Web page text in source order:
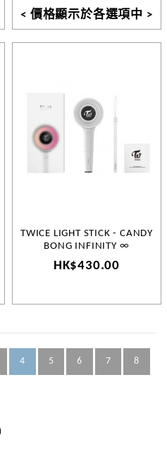
< 價格顯示於各選項中 >
TWICE LIGHT STICK - CANDY
BONG INFINITY ∞
HK$430.00
4 5 6 7 8